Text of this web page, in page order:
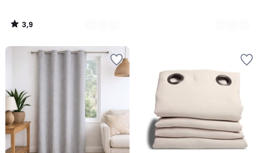
21,95
€
€
27%
de
réduction
appliquée.
3,9
/